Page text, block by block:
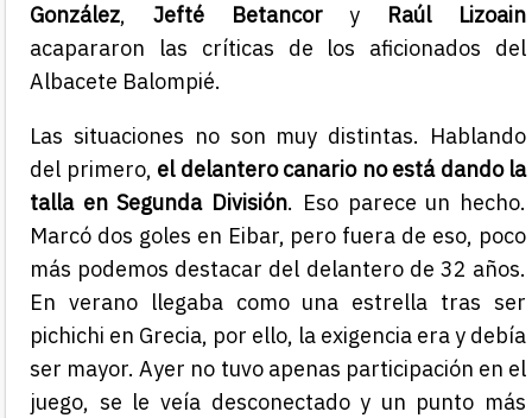
González, Jefté Betancory Raúl Lizoain
acapararon las críticas de los aficionados del
Albacete Balompié.
Las situaciones no son muy distintas. Hablando
del primero, el delantero canario no está dando la
talla en Segunda División. Eso parece un hecho.
Marcó dos goles en Eibar, pero fuera de eso, poco
más podemos destacar del delantero de 32 años.
En verano llegaba como una estrella tras ser
pichichi en Grecia, por ello, la exigencia era y debía
ser mayor. Ayer no tuvo apenas participación en el
juego, se le veía desconectado y un punto más